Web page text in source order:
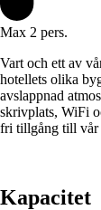
Max 2 pers.
Vart och ett av
hotellets olika
avslappnad
skrivplats, WiFi
fri tillgång till vår
Kapacitet